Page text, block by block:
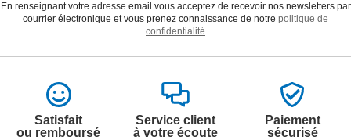
En renseignant votre adresse email vous acceptez de recevoir nos newsletters par
courrier électronique et vous prenez connaissance de notre politique de
confidentialité
Satisfait
ou remboursé
Service client
à votre écoute
Paiement
sécurisé